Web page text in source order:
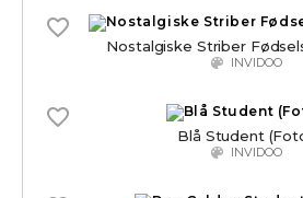
Nostalgiske Striber
INVIDOO
Blå Student
INVIDOO